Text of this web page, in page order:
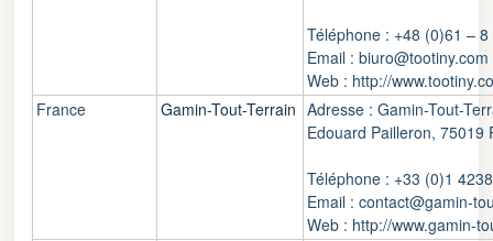
Téléphone : +48 (0)61 –
Email : biuro@tootiny.com
Web : http://
France
Gamin-Tout-Terrain Adresse : Gamin-Tout-
Edouard Pailleron, 75019
Téléphone : +33 (0)1
Email : contact@gamin-
Web : http://www.gamin-